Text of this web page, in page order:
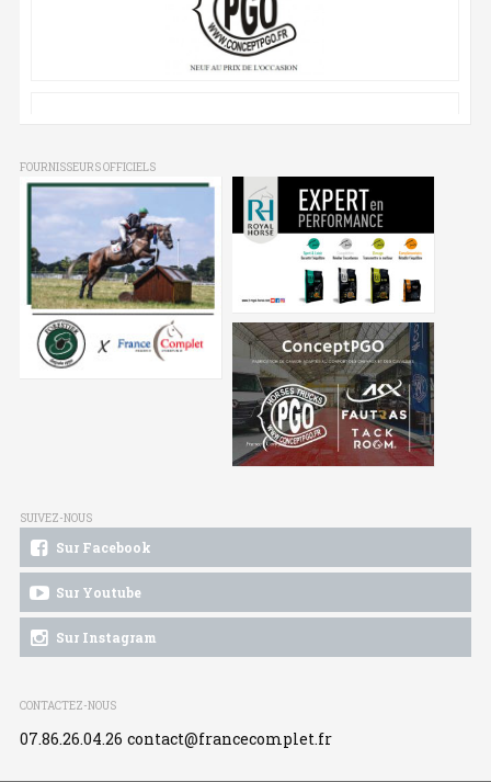
FOURNISSEURS OFFICIELS
SUIVEZ-NOUS
Sur Facebook
Sur Youtube
Sur Instagram
CONTACTEZ-NOUS
07.86.26.04.26 contact@francecomplet.fr